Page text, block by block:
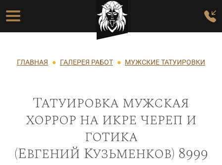
Перейти к основному содержанию
Основная навигация
Строка навигации
ГЛАВНАЯ ГАЛЕРЕЯ РАБОТ МУЖСКИЕ ТАТУИРОВКИ
Татуировка мужская
хоррор на икре череп и
готика
(Евгений Кузьменков) 8999